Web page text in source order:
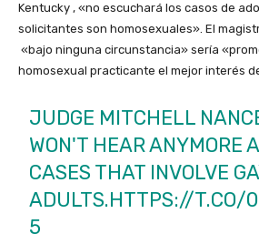
Kentucky , «no escuchará los casos de
solicitantes son homosexuales». El
«bajo ninguna circunstancia» sería
homosexual practicante el mejor interés
JUDGE MITCHELL
WON'T HEAR ANYMORE
CASES THAT INVOLVE
ADULTS.HTTPS://T.CO/
5